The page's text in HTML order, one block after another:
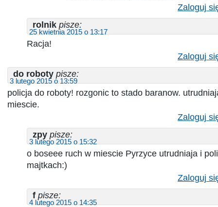
Zaloguj
rolnik pisze:
25 kwietnia 2015 o 13:17
Racja!
Zaloguj
do roboty pisze:
3 lutego 2015 o 13:59
policja do roboty! rozgonic to stado baranow.
miescie.
Zaloguj
zpy pisze:
3 lutego 2015 o 15:32
o boseee ruch w miescie Pyrzyce utrudniaja i
majtkach:)
Zaloguj
f pisze:
4 lutego 2015 o 14:35